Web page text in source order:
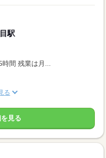
駅
間 残業は月...
る
見る